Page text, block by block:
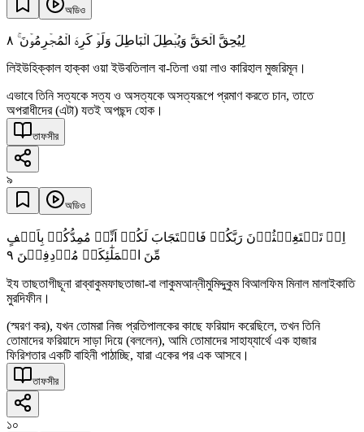
অডিও
لِیُحِقَّ الۡحَقَّ وَیُبۡطِلَ الۡبَاطِلَ وَلَوۡ کَرِہَ الۡمُجۡرِمُوۡنَ ۚ ٨
লিইউহিক্কাল হাক্কা ওয়া ইউবতিলাল বা-তিলা ওয়া লাও কারিহাল মুজরিমূন।
এভাবে তিনি সত্যকে সত্য ও অসত্যকে অসত্যরূপে প্রমাণ করতে চান, তাতে
অপরাধীদের (এটা) যতই অপছন্দ হোক।
তাফসীর
৯
অডিও
اِذۡ تَسۡتَغِیۡثُوۡنَ رَبَّکُمۡ فَاسۡتَجَابَ لَکُمۡ اَنِّیۡ مُمِدُّکُمۡ بِاَلۡفٍ
مِّنَ الۡمَلٰٓئِکَۃِ مُرۡدِفِیۡنَ ٩
ইয তাছতাগীছূনা রাব্বাকুমফাছতাজা-বা লাকুমআন্নীমুমিদ্দুকুম বিআলফিম মিনাল মালাইকাতি
মুরদিফীন।
(স্মরণ কর), যখন তোমরা নিজ প্রতিপালকের কাছে ফরিয়াদ করেছিলে, তখন তিনি
তোমাদের ফরিয়াদে সাড়া দিয়ে (বললেন), আমি তোমাদের সাহায্যার্থে এক হাজার
ফিরিশতার একটি বাহিনী পাঠাচ্ছি, যারা একের পর এক আসবে।
তাফসীর
১০